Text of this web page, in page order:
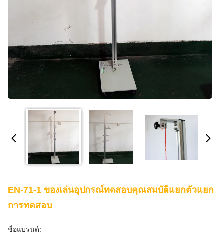
EN-71-1 ของเล่นอุปกรณ์ทดสอบคุณสมบัติแยกตัวแยก
การทดสอบ
ชื่อแบรนด์: